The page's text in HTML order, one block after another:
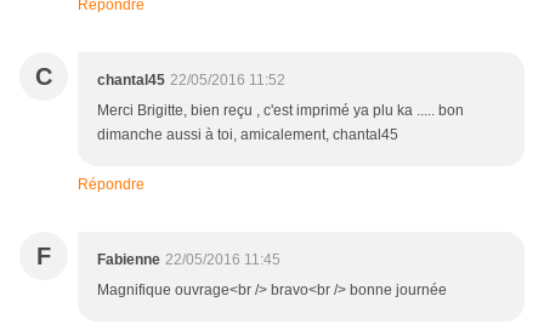
Répondre
C chantal45 22/05/2016 11:52
Merci Brigitte, bien reçu , c'est imprimé ya plu ka ..... bon
dimanche aussi à toi, amicalement, chantal45
Répondre
F Fabienne 22/05/2016 11:45
Magnifique ouvrage<br /> bravo<br /> bonne journée